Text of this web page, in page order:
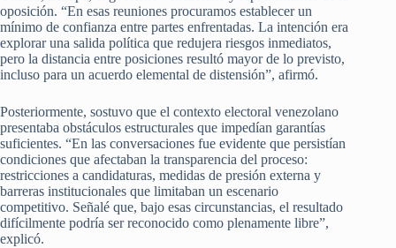
oposición. “En esas reuniones procuramos establecer un
mínimo de confianza entre partes enfrentadas. La intención era
explorar una salida política que redujera riesgos inmediatos,
pero la distancia entre posiciones resultó mayor de lo previsto,
incluso para un acuerdo elemental de distensión”, afirmó.
Posteriormente, sostuvo que el contexto electoral venezolano
presentaba obstáculos estructurales que impedían garantías
suficientes. “En las conversaciones fue evidente que persistían
condiciones que afectaban la transparencia del proceso:
restricciones a candidaturas, medidas de presión externa y
barreras institucionales que limitaban un escenario
competitivo. Señalé que, bajo esas circunstancias, el resultado
difícilmente podría ser reconocido como plenamente libre”,
explicó.